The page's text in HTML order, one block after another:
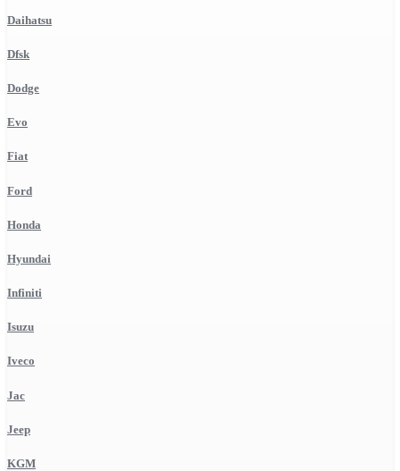
Daihatsu
Dfsk
Dodge
Evo
Fiat
Ford
Honda
Hyundai
Infiniti
Isuzu
Iveco
Jac
Jeep
KGM